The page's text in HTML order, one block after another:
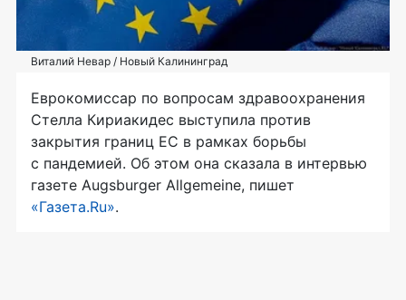
Виталий Невар / Новый Калининград
Еврокомиссар по вопросам здравоохранения
Стелла Кириакидес выступила против
закрытия границ ЕС в рамках борьбы
с пандемией. Об этом она сказала в интервью
газете Augsburger Allgemeine, пишет
«Газета.Ru».